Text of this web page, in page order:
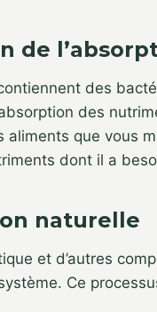
de
des
des
que vous
dont il a
naturelle
et d’autres
Ce